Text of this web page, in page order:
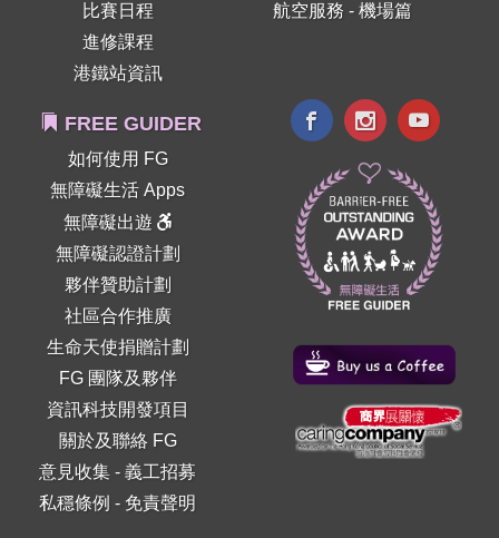
比賽日程
進修課程
港鐵站資訊
航空服務 - 機場篇
FREE GUIDER
如何使用 FG
無障礙生活 Apps
無障礙出遊
無障礙認證計劃
夥伴贊助計劃
社區合作推廣
生命天使捐贈計劃
FG 團隊及夥伴
資訊科技開發項目
關於及聯絡 FG
意見收集 -義工招募
私穩條例 - 免責聲明